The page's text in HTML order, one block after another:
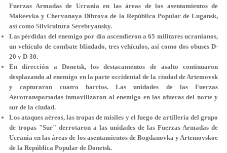
Fuerzas Armadas de Ucrania en las áreas de los asentamientos de
Makeevka y Chervonaya Dibrova de la República Popular de Lugansk,
así como Silvicultura Serebryansky.
Las pérdidas del enemigo por día ascendieron a 65 militares ucranianos,
un vehículo de combate blindado, tres vehículos, así como dos obuses D-
20 y D-30.
En dirección a Donetsk, los destacamentos de asalto continuaron
desplazando al enemigo en la parte occidental de la ciudad de Artemovsk
y capturaron cuatro barrios. Las unidades de las Fuerzas
Aerotransportadas inmovilizaron al enemigo en las afueras del norte y
sur de la ciudad.
Los ataques aéreos, las tropas de misiles y el fuego de artillería del grupo
de tropas "Sur" derrotaron a las unidades de las Fuerzas Armadas de
Ucrania en las áreas de los asentamientos de Bogdanovka y Artemovskoe
de la República Popular de Donetsk.